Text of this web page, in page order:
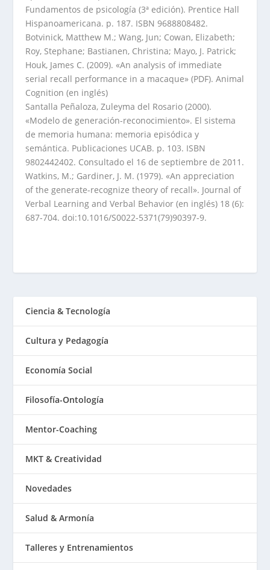
Fundamentos de psicología (3ª edición). Prentice Hall
Hispanoamericana. p. 187. ISBN 9688808482.
Botvinick, Matthew M.; Wang, Jun; Cowan, Elizabeth;
Roy, Stephane; Bastianen, Christina; Mayo, J. Patrick;
Houk, James C. (2009). «An analysis of immediate
serial recall performance in a macaque» (PDF). Animal
Cognition (en inglés)
Santalla Peñaloza, Zuleyma del Rosario (2000).
«Modelo de generación-reconocimiento». El sistema
de memoria humana: memoria episódica y
semántica. Publicaciones UCAB. p. 103. ISBN
9802442402. Consultado el 16 de septiembre de 2011.
Watkins, M.; Gardiner, J. M. (1979). «An appreciation
of the generate-recognize theory of recall». Journal of
Verbal Learning and Verbal Behavior (en inglés) 18 (6):
687-704. doi:10.1016/S0022-5371(79)90397-9.
Ciencia & Tecnología
Cultura y Pedagogía
Economía Social
Filosofía-Ontología
Mentor-Coaching
MKT & Creatividad
Novedades
Salud & Armonía
Talleres y Entrenamientos